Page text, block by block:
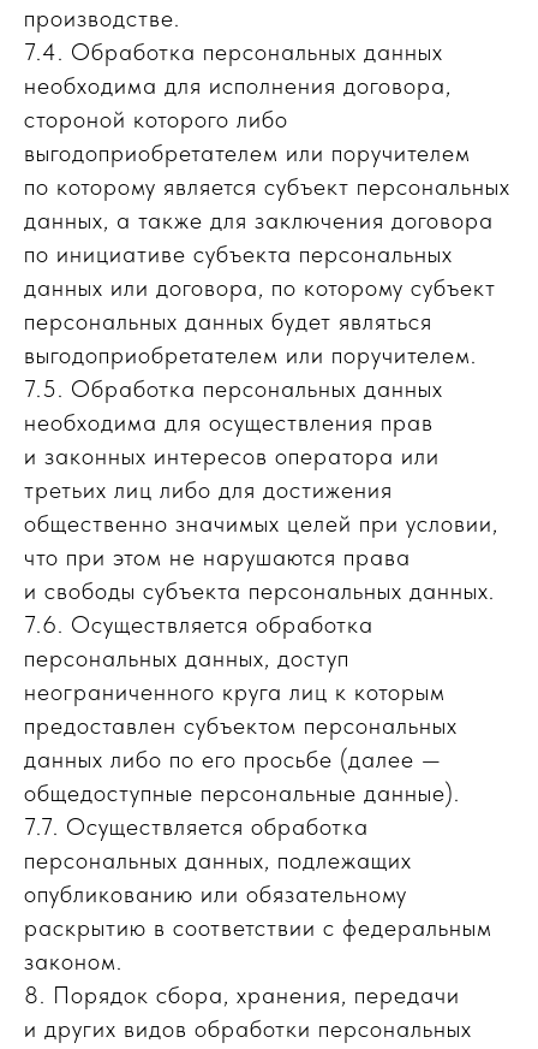
производстве.
7.4. Обработка персональных данных
необходима для исполнения договора,
стороной которого либо
выгодоприобретателем или поручителем
по которому является субъект персональных
данных, а также для заключения договора
по инициативе субъекта персональных
данных или договора, по которому субъект
персональных данных будет являться
выгодоприобретателем или поручителем.
7.5. Обработка персональных данных
необходима для осуществления прав
и законных интересов оператора или
третьих лиц либо для достижения
общественно значимых целей при условии,
что при этом не нарушаются права
и свободы субъекта персональных данных.
7.6. Осуществляется обработка
персональных данных, доступ
неограниченного круга лиц к которым
предоставлен субъектом персональных
данных либо по его просьбе (далее —
общедоступные персональные данные).
7.7. Осуществляется обработка
персональных данных, подлежащих
опубликованию или обязательному
раскрытию в соответствии с федеральным
законом.
8. Порядок сбора, хранения, передачи
и других видов обработки персональных